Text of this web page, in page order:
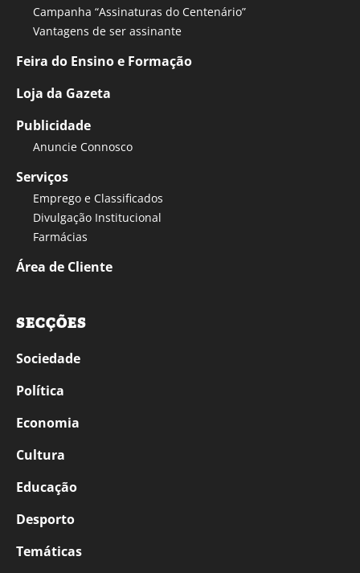
Campanha “Assinaturas do Centenário”
Vantagens de ser assinante
Feira do Ensino e Formação
Loja da Gazeta
Publicidade
Anuncie Connosco
Serviços
Emprego e Classificados
Divulgação Institucional
Farmácias
Área de Cliente
SECÇÕES
Sociedade
Política
Economia
Cultura
Educação
Desporto
Temáticas